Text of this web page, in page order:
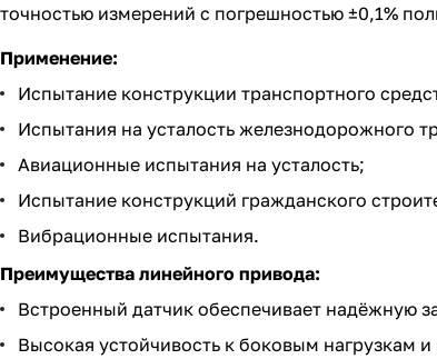
точностью измерений с погрешностью ±0,1%
Применение:
Испытание конструкции транспортного
Испытания на усталость железнодорожного
Авиационные испытания на усталость;
Испытание конструкций гражданского
Вибрационные испытания.
Преимущества линейного привода:
Встроенный датчик обеспечивает надёжную
Высокая устойчивость к боковым нагрузкам